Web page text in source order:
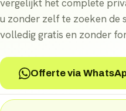
vergelijkt het complete
u zonder zelf te zoeken
volledig gratis en zonder
Offerte via